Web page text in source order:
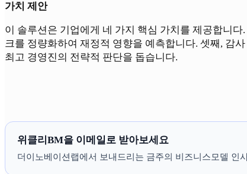
가치 제안
이 솔루션은 기업에게 네 가지 핵심 가치를 제공합니
크를 정량화하여 재정적 영향을 예측합니다. 셋째, 감
최고 경영진의 전략적 판단을 돕습니다.
위클리BM을 이메일로 받아보세요
더이노베이션랩에서 보내드리는 금주의 비즈니스모델 인